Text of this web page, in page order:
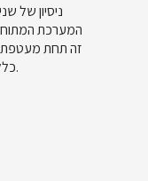
ניסיון של
המערכת
זה תחת מעטפת
כלל המשתמשים במערכת.